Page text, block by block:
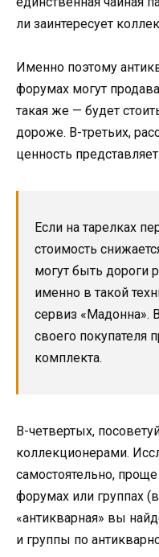
ли заинтересует
Именно поэтому
форумах могут
такая же — будет
дороже. В-третьих,
ценность
Если на тарелках
стоимость
могут быть дороги
именно в такой
сервиз «Мадонна».
своего покупателя
комплекта.
В-четвертых,
коллекционерами.
самостоятельно,
форумах или группах
«антикварная» вы
и группы по